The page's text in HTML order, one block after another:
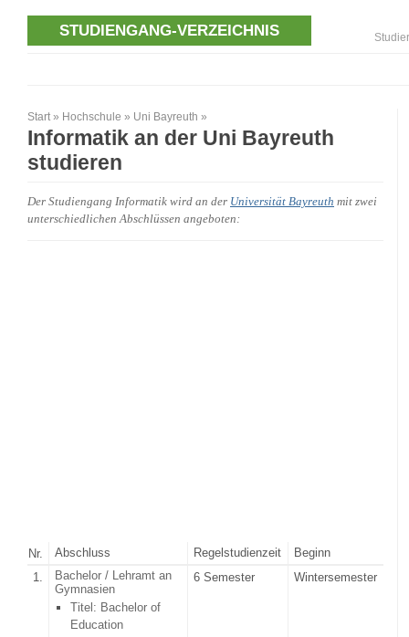
STUDIENGANG-VERZEICHNIS
Start » Hochschule » Uni Bayreuth »
Informatik an der Uni Bayreuth
studieren
Der Studiengang Informatik wird an der Universität Bayreuth mit zwei
unterschiedlichen Abschlüssen angeboten:
Nr. Abschluss Regelstudienzeit
Beginn
1.
Bachelor / Lehramt an
Gymnasien
Titel: Bachelor of
Education
6 Semester Wintersemester